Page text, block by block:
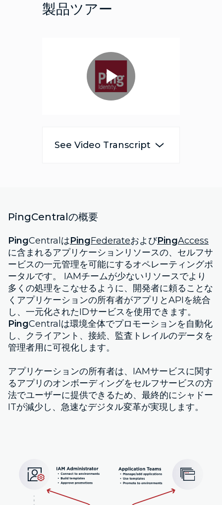
製品ツアー
Play
Video
See Video Transcript
PingCentralの概要
PingCentralはPingFederateおよびPingAccess
に含まれるアプリケーションリソースの、セルフサ
ービスの一元管理を可能にするオペレーティングポ
ータルです。 IAMチームが少ないリソースでより
多くの処理をこなせるように、開発者に頼ることな
くアプリケーションの所有者がアプリとAPIを統合
し、一元化されたIDサービスを使用できます。
PingCentralは環境全体でプロモーションを自動化
し、クライアント、接続、監査トレイルのデータを
管理者用に可視化します。
アプリケーションの所有者は、IAMサービスに関す
るアプリのオンボーディングをセルフサービスの方
法でユーザーに提供できるため、最終的にシャドー
ITが減少し、急速なデジタル変革が実現します。